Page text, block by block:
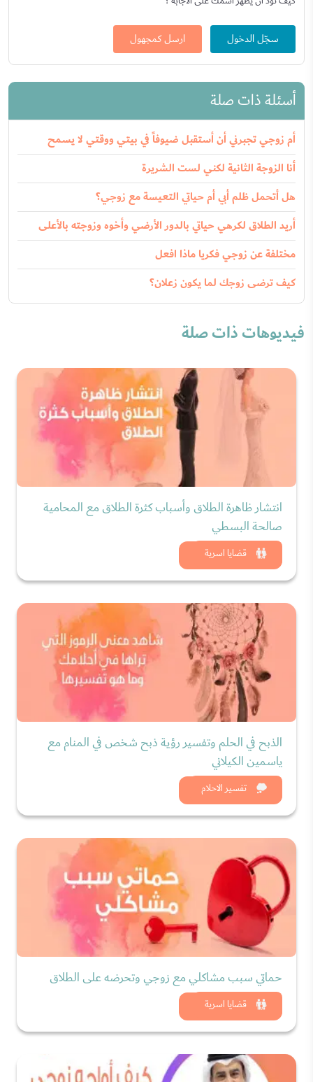
سجّل الدخول ارسل كمجهول
أسئلة ذات صلة
أم زوجي تجبرني أن أستقبل ضيوفاً في بيتي ووقتي لا يسمح
أنا الزوجة الثانية لكني لست الشريرة
هل أتحمل ظلم أبي أم حياتي التعيسة مع زوجي؟
أريد الطلاق لكرهي حياتي بالدور الأرضي وأخوه وزوجته بالأعلى
مختلفة عن زوجي فكريا ماذا افعل
كيف ترضى زوجك لما يكون زعلان؟
فيديوهات ذات صلة
قضايا اسرية
انتشار ظاهرة الطلاق وأسباب كثرة الطلاق مع المحامية
صالحة البسطي
شاهد الان
تفسير الاحلام
الذبح في الحلم وتفسير رؤية ذبح شخص في المنام مع
ياسمين الكيلاني
شاهد الان
قضايا اسرية
حماتي سبب مشاكلي مع زوجي وتحرضه على الطلاق
شاهد الان